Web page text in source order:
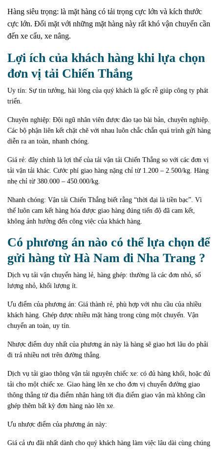
Hàng siêu trọng: là mặt hàng có tải trọng cực lớn và kích thước
cực lớn. Đối mặt với những mặt hàng này rất khó vận chuyển cần
đến xe cẩu, xe nâng.
Lợi ích của khách hàng khi lựa chọn
đơn vị tải Chiến Thắng
Uy tín: Sự tin tưởng, hài lòng của quý khách là gốc rễ giúp công ty phát
triển.
Chuyên nghiệp: Đội ngũ nhân viên được đào tạo bài bản, chuyên nghiệp.
Các bộ phận liên kết chặt chẽ với nhau luôn chắc chắn quá trình gửi hàng
diễn ra an toàn, nhanh chóng.
Giá rẻ: đây chính là lợi thế của tải vận tải Chiến Thắng so với các đơn vị
tải vận tải khác. Cước phí giao hàng nặng chỉ từ 1.200 – 2.500/kg. Hàng
nhẹ chỉ từ 380.000 – 450.000/kg.
Nhanh chóng: Vận tải Chiến Thắng biết rằng “thời đại là tiền bạc”. Vì
thế luôn cam kết hàng hóa được giao hàng đúng tiến độ đã cam kết,
không ảnh hưởng đến công việc của khách hàng.
Có phương án nào có thể lựa chọn để
gửi hàng từ Hà Nam đi Nha Trang ?
Dịch vụ tải vận chuyển hàng lẻ, hàng ghép: thường là các đơn nhỏ, số
lượng nhỏ, khối lượng ít.
Ưu điểm của phương án: Giá thành rẻ, phù hợp với nhu cầu của nhiều
khách hàng. Ghép được nhiều mặt hàng trong cùng một chuyến. Vận
chuyển an toàn, uy tín.
Nhược điểm duy nhất của phương án này là hàng sẽ giao hơi lâu do phải
đi trả nhiều nơi trên đường thẳng.
Dịch vụ tải giao thông vận tải nguyên chiếc xe: có đủ hàng khối, hoặc đủ
tải cho một chiếc xe. Giao hàng lên xe cho đơn vị chuyển đường giao
thông thẳng từ địa điểm nhận hàng tới địa điểm giao vận mà không cần
ghép thêm bất kỳ đơn hàng nào lên xe.
Ưu nhược điểm của phương án này:
Giá cả ưu đãi nhất dành cho quý khách hàng làm việc lâu dài cùng chúng